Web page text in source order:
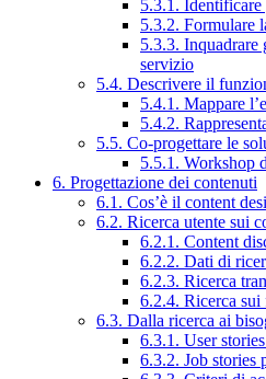
5.3.1.
5.3.2. Formulare
5.3.3.
servizio
5.4. Descrivere il
5.4.1. Mappare
5.4.2.
5.5. Co-progettare le
5.5.1. Workshop
6. Progettazione dei contenuti
6.1. Cos’è il content
6.2. Ricerca utente sui
6.2.1. Content
6.2.2. Dati di
6.2.3. Ricerca
6.2.4. Ricerca sui
6.3. Dalla ricerca ai
6.3.1. User
6.3.2. Job stories